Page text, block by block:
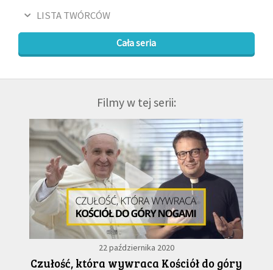
LISTA TWÓRCÓW
Cała seria
Filmy w tej serii:
22 października 2020
Czułość, która wywraca Kościół do góry